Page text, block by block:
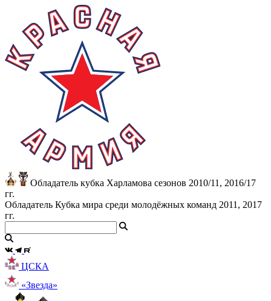
Обладатель кубка Харламова сезонов 2010/11, 2016/17
гг.
Обладатель Кубка мира среди молодёжных команд 2011, 2017
гг.
ЦСКА
«Звезда»